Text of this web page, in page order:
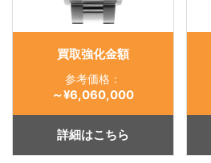
買取強化金額
参考価格：
～¥6,060,000
詳細はこちら